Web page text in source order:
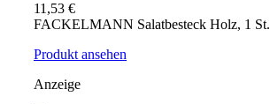
11,53 €
FACKELMANN Salatbesteck Holz, 1 St.
Produkt ansehen
Anzeige